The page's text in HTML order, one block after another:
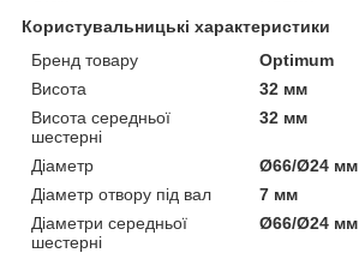
Користувальницькі характеристики
Бренд товару
Optimum
Висота
32 мм
Висота середньої
шестерні
32 мм
Діаметр
Ø66/Ø24 мм
Діаметр отвору під вал
7 мм
Діаметри середньої
шестерні
Ø66/Ø24 мм